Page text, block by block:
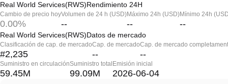
Real World Services(RWS)Rendimiento 24H
Cambio de precio hoy
0.00%
Volumen de 24 h (USD)
--
Máximo 24h (USD)
--
Mínimo 24h
--
Real World Services(RWS)Datos de mercado
Clasificación de cap. de mercado
#2,235
Cap. de mercado
--
Cap. de mercado
--
Suministro en circulación
59.45M
Suministro total
99.09M
Emisión inicial
2026-06-04